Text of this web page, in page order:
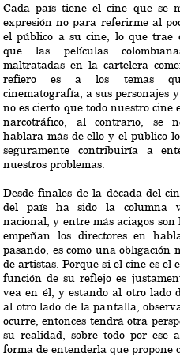
Cada país tiene el cine que se
expresión no para referirme al
el público a su cine, lo que trae
que las películas
maltratadas en la cartelera
refiero es a los temas
cinematografía, a sus personajes
no es cierto que todo nuestro cine
narcotráfico, al contrario, se
hablara más de ello y el público
seguramente contribuiría a
nuestros problemas.
Desde finales de la década del
del país ha sido la columna
nacional, y entre más aciagos son
empeñan los directores en
pasando, es como una obligación
de artistas. Porque si el cine es el
función de su reflejo es
vea en él, y estando al otro lado
al otro lado de la pantalla,
ocurre, entonces tendrá otra
su realidad, sobre todo por ese
forma de entenderla que propone